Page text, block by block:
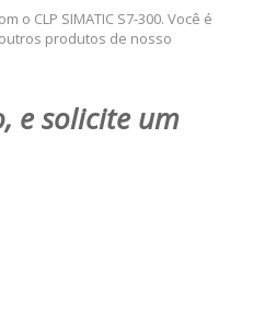
o CLP SIMATIC S7-300. Você é
produtos de nosso
e solicite um